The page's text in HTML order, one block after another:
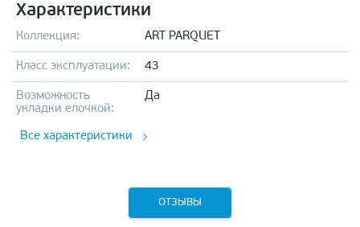
Характеристики
Коллекция: ART PARQUET
Класс эксплуатации: 43
Возможность
укладки елочкой:
Да
Все характеристики
ОТЗЫВЫ